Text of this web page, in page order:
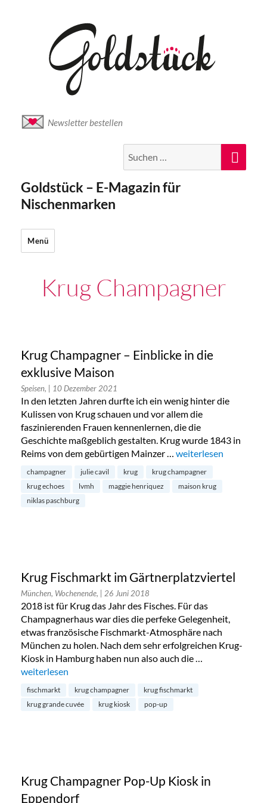
Newsletter bestellen
nach:
Goldstück – E-Magazin für
Nischenmarken
Menü
Krug Champagner
Krug Champagner – Einblicke in die
exklusive Maison
Speisen, | 10 Dezember 2021
In den letzten Jahren durfte ich ein wenig hinter die
Kulissen von Krug schauen und vor allem die
faszinierenden Frauen kennenlernen, die die
Geschichte maßgeblich gestalten. Krug wurde 1843 in
Reims von dem gebürtigen Mainzer … „Krug Champagner –
weiterlesen
champagner julie cavil krug
krug champagner
krug echoes
lvmh maggie henriquez
maison krug
niklas paschburg
Krug Fischmarkt im Gärtnerplatzviertel
München, Wochenende, | 26 Juni 2018
2018 ist für Krug das Jahr des Fisches. Für das
Champagnerhaus war dies die perfeke Gelegenheit,
etwas französische Fischmarkt-Atmosphäre nach
München zu holen. Nach dem sehr erfolgreichen Krug-
Kiosk in Hamburg haben nun also auch die …
„Krug Fischmarkt im Gärtnerplatzviertel“
weiterlesen
fischmarkt krug champagner
krug fischmarkt
krug grande cuvée
krug kiosk pop-up
Krug Champagner Pop-Up Kiosk in
Eppendorf